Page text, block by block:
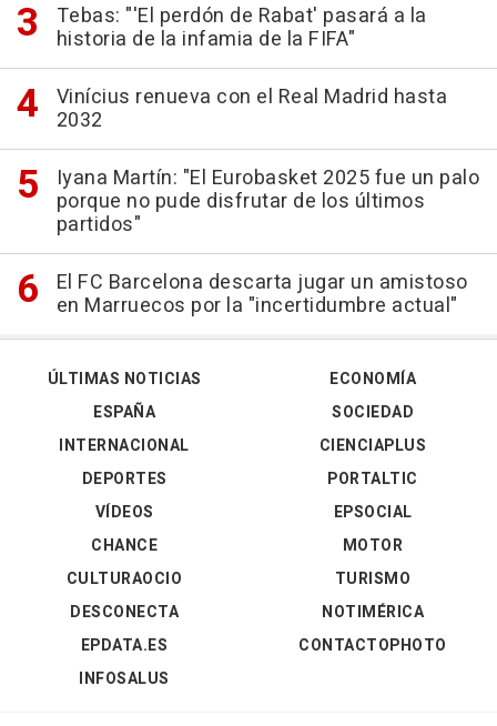
Tebas: "'El perdón de Rabat' pasará a la
historia de la infamia de la FIFA"
Vinícius renueva con el Real Madrid hasta
2032
Iyana Martín: "El Eurobasket 2025 fue un palo
porque no pude disfrutar de los últimos
partidos"
El FC Barcelona descarta jugar un amistoso
en Marruecos por la "incertidumbre actual"
ÚLTIMAS NOTICIAS
ESPAÑA
INTERNACIONAL
DEPORTES
VÍDEOS
ECONOMÍA
SOCIEDAD
CIENCIAPLUS
PORTALTIC
EPSOCIAL
CHANCE
CULTURAOCIO
DESCONECTA
EPDATA.ES
INFOSALUS
MOTOR
TURISMO
NOTIMÉRICA
CONTACTOPHOTO